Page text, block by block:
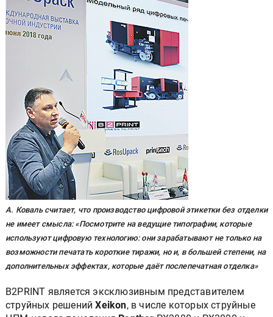
А. Коваль считает, что производство цифровой этикетки без отделки
не имеет смысла: «Посмотрите на ведущие типографии, которые
используют цифровую технологию: они зарабатывают не только на
возможности печатать короткие тиражи, но и, в большей степени, на
дополнительных эффектах, которые даёт послепечатная отделка»
B2PRINT является эксклюзивным представителем
струйных решенийXeikon, в числе которых струйные